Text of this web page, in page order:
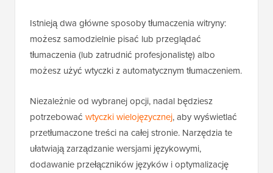
Istnieją dwa główne sposoby tłumaczenia witryny:
możesz samodzielnie pisać lub przeglądać
tłumaczenia (lub zatrudnić profesjonalistę) albo
możesz użyć wtyczki z automatycznym tłumaczeniem.
Niezależnie od wybranej opcji, nadal będziesz
potrzebować wtyczki wielojęzycznej, aby wyświetlać
przetłumaczone treści na całej stronie. Narzędzia te
ułatwiają zarządzanie wersjami językowymi,
dodawanie przełączników języków i optymalizację